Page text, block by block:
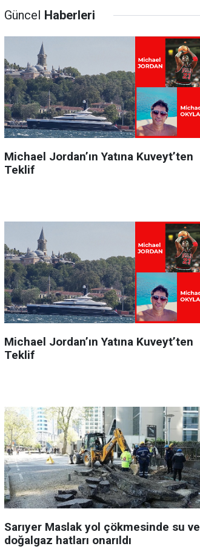
Güncel Haberleri
Michael Jordan’ın Yatına Kuveyt’ten
Teklif
Michael Jordan’ın Yatına Kuveyt’ten
Teklif
Sarıyer Maslak yol çökmesinde su ve
doğalgaz hatları onarıldı